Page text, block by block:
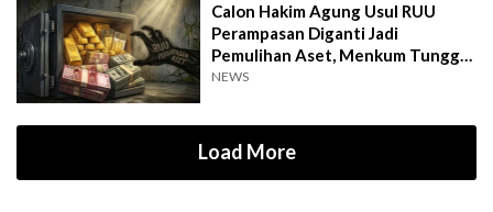
Calon Hakim Agung Usul RUU
Perampasan Diganti Jadi
Pemulihan Aset, Menkum Tunggu
Langkah DPR
NEWS
Load More